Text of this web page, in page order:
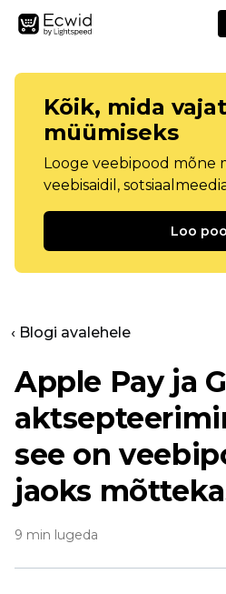
Kõik, mida
müümiseks
Looge veebipood mõne
veebisaidil,
Loo
‹ Blogi avalehele
Apple Pay ja
see on
jaoks
9 min lugeda